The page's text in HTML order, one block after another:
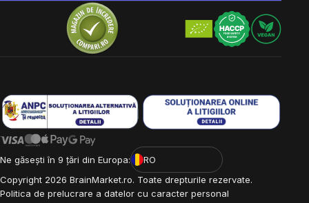
Ne găsești în 9 țări din Europa:
RO
Copyright 2026 BrainMarket.ro. Toate drepturile rezervate.
Politica de prelucrare a datelor cu caracter personal